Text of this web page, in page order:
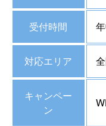
受付時間
対応エリア
キャンペー
ン